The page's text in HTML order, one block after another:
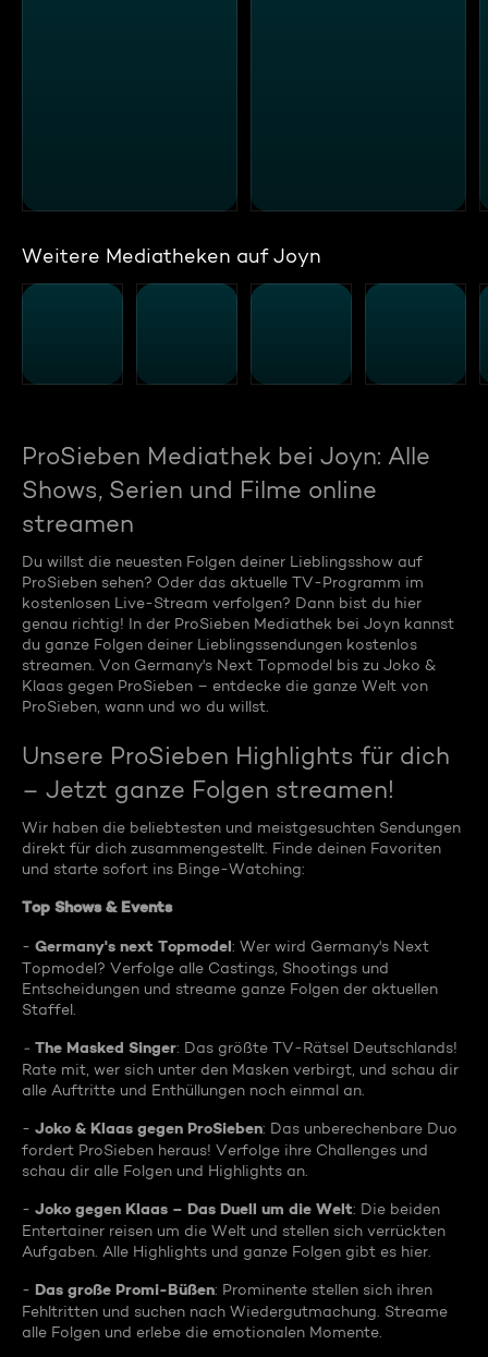
Weitere Mediatheken auf Joyn
ProSieben Mediathek bei Joyn: Alle
Shows, Serien und Filme online
streamen
Du willst die neuesten Folgen deiner Lieblingsshow auf
ProSieben sehen? Oder das aktuelle TV-Programm im
kostenlosen Live-Stream verfolgen? Dann bist du hier
genau richtig! In der ProSieben Mediathek bei Joyn kannst
du ganze Folgen deiner Lieblingssendungen kostenlos
streamen. Von Germany's Next Topmodel bis zu Joko &
Klaas gegen ProSieben – entdecke die ganze Welt von
ProSieben, wann und wo du willst.
Unsere ProSieben Highlights für dich
– Jetzt ganze Folgen streamen!
Wir haben die beliebtesten und meistgesuchten Sendungen
direkt für dich zusammengestellt. Finde deinen Favoriten
und starte sofort ins Binge-Watching:
Top Shows & Events
- Germany's next Topmodel: Wer wird Germany's Next
Topmodel? Verfolge alle Castings, Shootings und
Entscheidungen und streame ganze Folgen der aktuellen
Staffel.
- The Masked Singer: Das größte TV-Rätsel Deutschlands!
Rate mit, wer sich unter den Masken verbirgt, und schau dir
alle Auftritte und Enthüllungen noch einmal an.
- Joko & Klaas gegen ProSieben: Das unberechenbare Duo
fordert ProSieben heraus! Verfolge ihre Challenges und
schau dir alle Folgen und Highlights an.
- Joko gegen Klaas – Das Duell um die Welt: Die beiden
Entertainer reisen um die Welt und stellen sich verrückten
Aufgaben. Alle Highlights und ganze Folgen gibt es hier.
- Das große Promi-Büßen: Prominente stellen sich ihren
Fehltritten und suchen nach Wiedergutmachung. Streame
alle Folgen und erlebe die emotionalen Momente.